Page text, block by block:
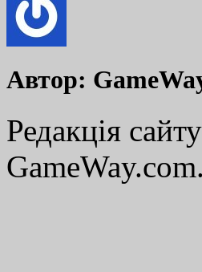
Автор:
Редакція